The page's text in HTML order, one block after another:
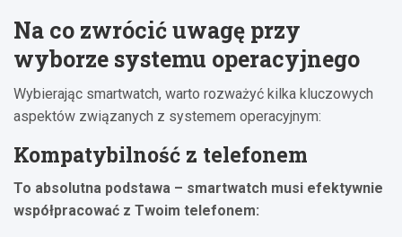
Na co zwrócić uwagę przy
wyborze systemu operacyjnego
Wybierając smartwatch, warto rozważyć kilka kluczowych
aspektów związanych z systemem operacyjnym:
Kompatybilność z telefonem
To absolutna podstawa – smartwatch musi efektywnie
współpracować z Twoim telefonem: